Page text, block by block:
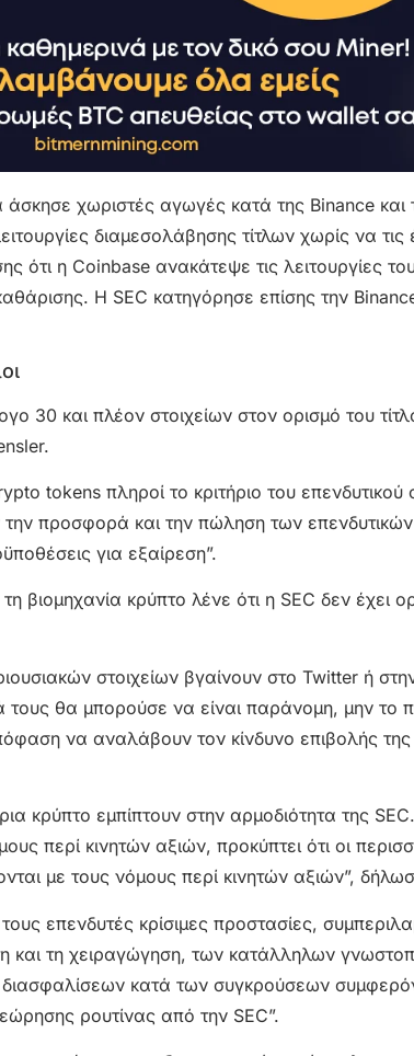
χωριστές αγωγές κατά της Binance και
διαμεσολάβησης τίτλων χωρίς να
ότι η Coinbase ανακάτεψε τις λειτουργίες
Η SEC κατηγόρησε επίσης την
30 και πλέον στοιχείων στον ορισμό του
tokens πληροί το κριτήριο του
την προσφορά και την πώληση των
για εξαίρεση”.
κρύπτο λένε ότι η SEC δεν έχει
στοιχείων βγαίνουν στο Twitter ή
τους θα μπορούσε να είναι παράνομη, μην το
να αναλάβουν τον κίνδυνο επιβολής
κρύπτο εμπίπτουν στην αρμοδιότητα της
περί κινητών αξιών, προκύπτει ότι οι
με τους νόμους περί κινητών αξιών”,
επενδυτές κρίσιμες προστασίες,
και τη χειραγώγηση, των κατάλληλων
κατά των συγκρούσεων
ρουτίνας από την SEC”.